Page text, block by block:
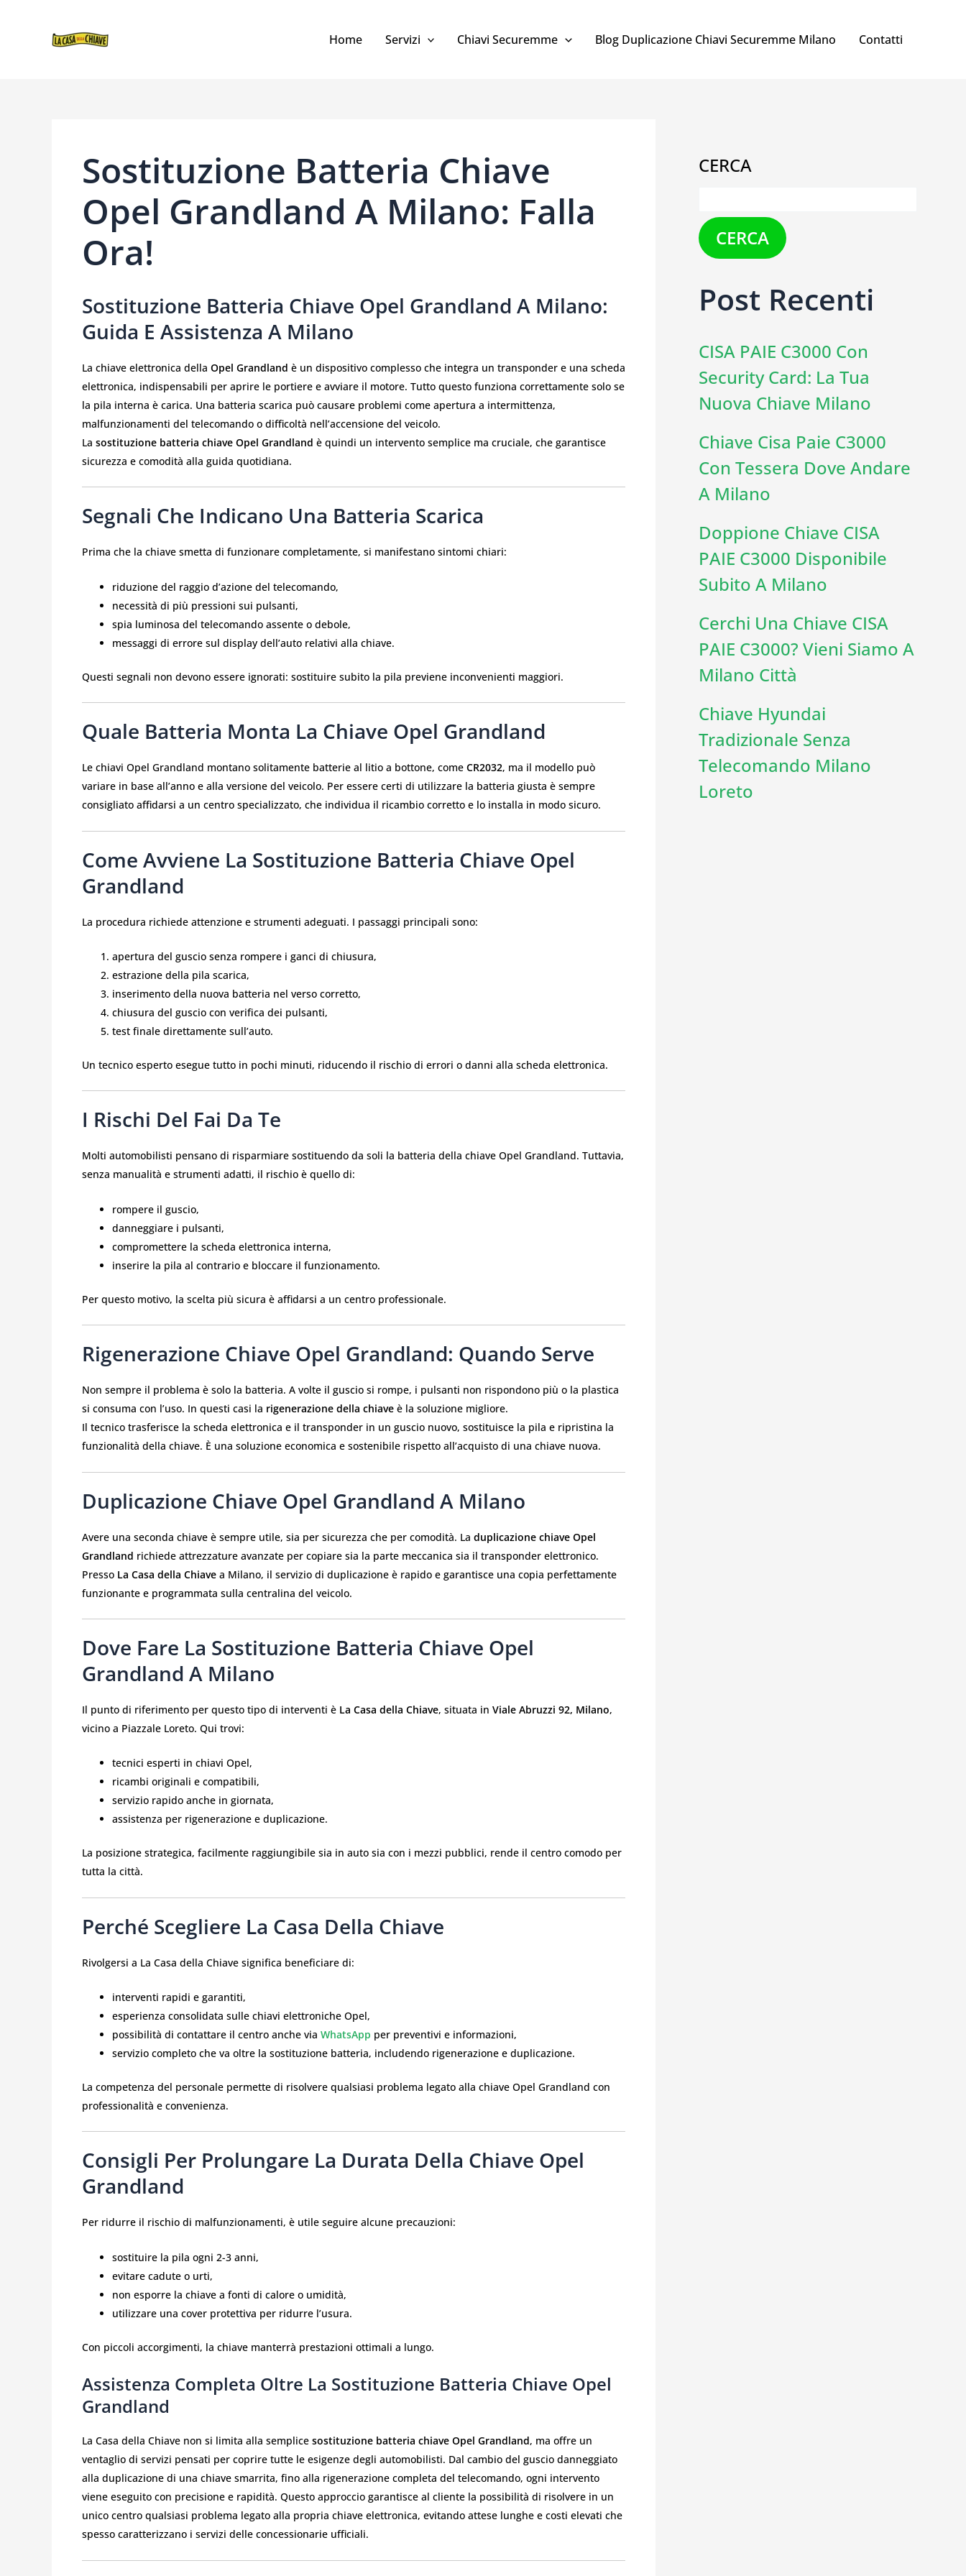
CONTENUTO
Home Servizi Chiavi Securemme Blog Duplicazione Chiavi Securemme Milano Contatti
Sostituzione Batteria Chiave
Opel Grandland A Milano: Falla
Ora!
Sostituzione Batteria Chiave Opel Grandland A Milano:
Guida E Assistenza A Milano
La chiave elettronica della Opel Grandland è un dispositivo complesso che integra un transponder e una scheda
elettronica, indispensabili per aprire le portiere e avviare il motore. Tutto questo funziona correttamente solo se
la pila interna è carica. Una batteria scarica può causare problemi come apertura a intermittenza,
malfunzionamenti del telecomando o difficoltà nell’accensione del veicolo.
La sostituzione batteria chiave Opel Grandland è quindi un intervento semplice ma cruciale, che garantisce
sicurezza e comodità alla guida quotidiana.
Segnali Che Indicano Una Batteria Scarica
Prima che la chiave smetta di funzionare completamente, si manifestano sintomi chiari:
riduzione del raggio d’azione del telecomando,
necessità di più pressioni sui pulsanti,
spia luminosa del telecomando assente o debole,
messaggi di errore sul display dell’auto relativi alla chiave.
Questi segnali non devono essere ignorati: sostituire subito la pila previene inconvenienti maggiori.
Quale Batteria Monta La Chiave Opel Grandland
Le chiavi Opel Grandland montano solitamente batterie al litio a bottone, come CR2032, ma il modello può
variare in base all’anno e alla versione del veicolo. Per essere certi di utilizzare la batteria giusta è sempre
consigliato affidarsi a un centro specializzato, che individua il ricambio corretto e lo installa in modo sicuro.
Come Avviene La Sostituzione Batteria Chiave Opel
Grandland
La procedura richiede attenzione e strumenti adeguati. I passaggi principali sono:
apertura del guscio senza rompere i ganci di chiusura,
estrazione della pila scarica,
inserimento della nuova batteria nel verso corretto,
chiusura del guscio con verifica dei pulsanti,
test finale direttamente sull’auto.
Un tecnico esperto esegue tutto in pochi minuti, riducendo il rischio di errori o danni alla scheda elettronica.
I Rischi Del Fai Da Te
Molti automobilisti pensano di risparmiare sostituendo da soli la batteria della chiave Opel Grandland. Tuttavia,
senza manualità e strumenti adatti, il rischio è quello di:
rompere il guscio,
danneggiare i pulsanti,
compromettere la scheda elettronica interna,
inserire la pila al contrario e bloccare il funzionamento.
Per questo motivo, la scelta più sicura è affidarsi a un centro professionale.
Rigenerazione Chiave Opel Grandland: Quando Serve
Non sempre il problema è solo la batteria. A volte il guscio si rompe, i pulsanti non rispondono più o la plastica
si consuma con l’uso. In questi casi la rigenerazione della chiave è la soluzione migliore.
Il tecnico trasferisce la scheda elettronica e il transponder in un guscio nuovo, sostituisce la pila e ripristina la
funzionalità della chiave. È una soluzione economica e sostenibile rispetto all’acquisto di una chiave nuova.
Duplicazione Chiave Opel Grandland A Milano
Avere una seconda chiave è sempre utile, sia per sicurezza che per comodità. La duplicazione chiave Opel
Grandland richiede attrezzature avanzate per copiare sia la parte meccanica sia il transponder elettronico.
Presso La Casa della Chiave a Milano, il servizio di duplicazione è rapido e garantisce una copia perfettamente
funzionante e programmata sulla centralina del veicolo.
Dove Fare La Sostituzione Batteria Chiave Opel
Grandland A Milano
Il punto di riferimento per questo tipo di interventi è La Casa della Chiave, situata in Viale Abruzzi 92, Milano,
vicino a Piazzale Loreto. Qui trovi:
tecnici esperti in chiavi Opel,
ricambi originali e compatibili,
servizio rapido anche in giornata,
assistenza per rigenerazione e duplicazione.
La posizione strategica, facilmente raggiungibile sia in auto sia con i mezzi pubblici, rende il centro comodo per
tutta la città.
Perché Scegliere La Casa Della Chiave
Rivolgersi a La Casa della Chiave significa beneficiare di:
interventi rapidi e garantiti,
esperienza consolidata sulle chiavi elettroniche Opel,
possibilità di contattare il centro anche via WhatsApp per preventivi e informazioni,
servizio completo che va oltre la sostituzione batteria, includendo rigenerazione e duplicazione.
La competenza del personale permette di risolvere qualsiasi problema legato alla chiave Opel Grandland con
professionalità e convenienza.
Consigli Per Prolungare La Durata Della Chiave Opel
Grandland
Per ridurre il rischio di malfunzionamenti, è utile seguire alcune precauzioni:
sostituire la pila ogni 2-3 anni,
evitare cadute o urti,
non esporre la chiave a fonti di calore o umidità,
utilizzare una cover protettiva per ridurre l’usura.
Con piccoli accorgimenti, la chiave manterrà prestazioni ottimali a lungo.
Assistenza Completa Oltre La Sostituzione Batteria Chiave Opel
Grandland
La Casa della Chiave non si limita alla semplice sostituzione batteria chiave Opel Grandland, ma offre un
ventaglio di servizi pensati per coprire tutte le esigenze degli automobilisti. Dal cambio del guscio danneggiato
alla duplicazione di una chiave smarrita, fino alla rigenerazione completa del telecomando, ogni intervento
viene eseguito con precisione e rapidità. Questo approccio garantisce al cliente la possibilità di risolvere in un
unico centro qualsiasi problema legato alla propria chiave elettronica, evitando attese lunghe e costi elevati che
spesso caratterizzano i servizi delle concessionarie ufficiali.
CERCA
CERCA
Post Recenti
CISA PAIE C3000 Con
Security Card: La Tua
Nuova Chiave Milano
Chiave Cisa Paie C3000
Con Tessera Dove Andare
A Milano
Doppione Chiave CISA
PAIE C3000 Disponibile
Subito A Milano
Cerchi Una Chiave CISA
PAIE C3000? Vieni Siamo A
Milano Città
Chiave Hyundai
Tradizionale Senza
Telecomando Milano
Loreto